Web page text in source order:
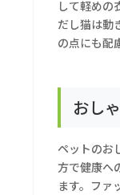
して軽めの
だし猫は動
の点にも配
おし
ペットのお
方で健康へ
ます。ファ